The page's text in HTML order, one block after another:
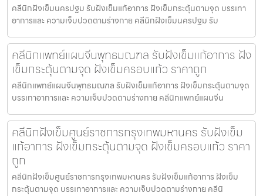
คลีนิกฝังเข็มนครปฐม รับฝังเข็มแก้อาการ ฝังเข็มกระตุ้นตามจุด บรรเทา
อาการและ ความเจ็บปวดตามร่างกาย คลีนิกฝังเข็มนครปฐม รับ
คลีนิกแพทย์แผนจีนพุทธมณฑล รับฝังเข็มแก้อาการ ฝัง
เข็มกระตุ้นตามจุด ฝังเข็มครอบแก้ว ราคาถูก
คลีนิกแพทย์แผนจีนพุทธมณฑล รับฝังเข็มแก้อาการ ฝังเข็มกระตุ้นตามจุด
บรรเทาอาการและ ความเจ็บปวดตามร่างกาย คลีนิกแพทย์แผนจีน
คลีนิกฝังเข็มศูนย์ราชการกรุงเทพมหานคร รับฝังเข็ม
แก้อาการ ฝังเข็มกระตุ้นตามจุด ฝังเข็มครอบแก้ว ราคา
ถูก
คลีนิกฝังเข็มศูนย์ราชการกรุงเทพมหานคร รับฝังเข็มแก้อาการ ฝังเข็ม
กระตุ้นตามจุด บรรเทาอาการและ ความเจ็บปวดตามร่างกาย คลีนิ